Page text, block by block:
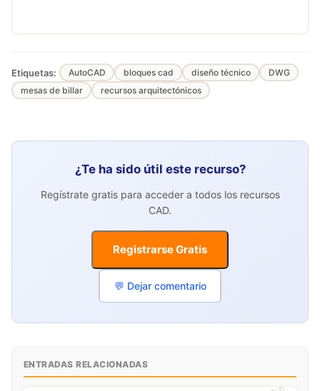
Etiquetas: AutoCAD bloques cad diseño técnico
DWG
mesas de billar
recursos arquitectónicos
¿Te ha sido útil este recurso?
Regístrate gratis para acceder a todos los recursos
CAD.
Registrarse Gratis
💬 Dejar comentario
ENTRADAS RELACIONADAS